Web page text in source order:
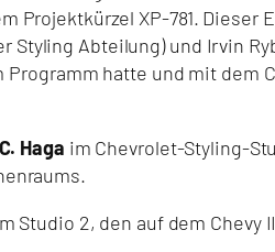
Projektkürzel XP-781. Dieser
Styling Abteilung) und Irvin
hatte und mit dem
Haga im Chevrolet-Styling-
Studio 2, den auf dem Chevy II